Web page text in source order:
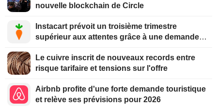
nouvelle blockchain de Circle
Instacart prévoit un troisième trimestre
supérieur aux attentes grâce à une demande
Le cuivre inscrit de nouveaux records entre
risque tarifaire et tensions sur l'offre
Airbnb profite d'une forte demande touristique
et relève ses prévisions pour 2026